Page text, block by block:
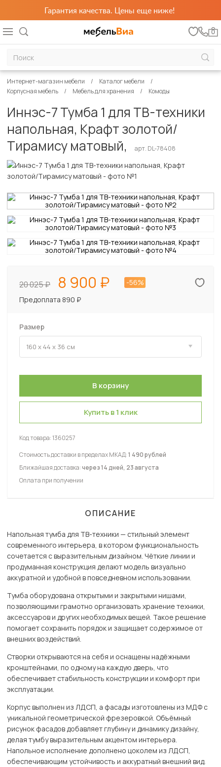
Гарантия качества. Цены еще ниже!
0
Интернет-магазин мебели
Каталог мебели
Корпусная мебель
Мебель для хранения Комоды
Иннэс-7 Тумба 1 для ТВ-техники
напольная, Крафт золотой/
Тирамису матовый,
арт. DL-78408
20 025 8 900
-56%
Предоплата 890 ₽
Размер
Купить в 1 клик
Код товара:1360257
Стоимость доставки в пределах МКАД:1 490 рублей
Ближайшая доставка:через 14 дней, 23 августа
Оплата при получении
ОПИСАНИЕ
Напольная тумба для ТВ-техники — стильный элемент
современного интерьера, в котором функциональность
сочетается с выразительным дизайном. Чёткие линии и
продуманная конструкция делают модель визуально
аккуратной и удобной в повседневном использовании.
Тумба оборудована открытыми и закрытыми нишами,
позволяющими грамотно организовать хранение техники,
аксессуаров и других необходимых вещей. Такое решение
помогает сохранить порядок и защищает содержимое от
внешних воздействий.
Створки открываются на себя и оснащены надёжными
кронштейнами, по одному на каждую дверь, что
обеспечивает стабильность конструкции и комфорт при
эксплуатации.
Корпус выполнен из ЛДСП, а фасады изготовлены из МДФ с
уникальной геометрической фрезеровкой. Объёмный
рисунок фасадов добавляет глубину и динамику дизайну,
делая тумбу выразительным акцентом интерьера.
Напольное исполнение дополнено цоколем из ЛДСП,
обеспечивающим устойчивость и аккуратный внешний вид.